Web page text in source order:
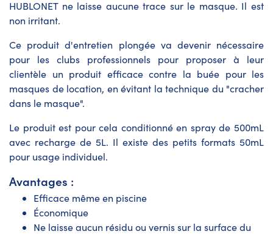
HUBLONET ne laisse aucune trace sur le masque. Il est
non irritant.
Ce produit d'entretien plongéeva devenir nécessaire
pour les clubs professionnels pour proposer à leur
clientèle un produit efficace contre la buée pour les
masques de location, en évitant la technique du "cracher
dans le masque".
Le produit est pour cela conditionné en spray de 500mL
avec recharge de 5L. Il existe des petits formats 50mL
pour usage individuel.
Avantages :
Efficace même en piscine
Économique
Ne laisse aucun résidu ou vernis sur la surface du